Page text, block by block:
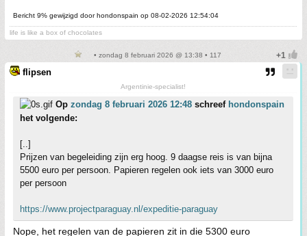
Bericht 9% gewijzigd door hondonspain op 08-02-2026 12:54:04
life is like a box of chocolates
• zondag 8 februari 2026 @ 13:38 • 117
flipsen
Argentinie-specialist!
Op zondag 8 februari 2026 12:48 schreef hondonspain
het volgende:
[..]
Prijzen van begeleiding zijn erg hoog. 9 daagse reis is van bijna
5500 euro per persoon. Papieren regelen ook iets van 3000 euro
per persoon
https://www.projectparaguay.nl/expeditie-paraguay
Nope, het regelen van de papieren zit in die 5300 euro